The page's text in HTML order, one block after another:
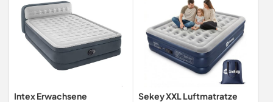
Intex Erwachsene
Sekey XXL Luftmatratze